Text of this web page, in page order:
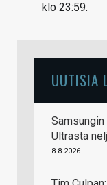
klo 23:59.
UUTISIA
Samsungin
Ultrasta
8.8.2026